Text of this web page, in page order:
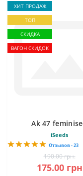
ХИТ ПРОДАЖ
ТОП
СКИДКА
ВАГОН СКИДОК
Ak 47
iSeeds
Отзывов - 23
190.00 грн.
175.00